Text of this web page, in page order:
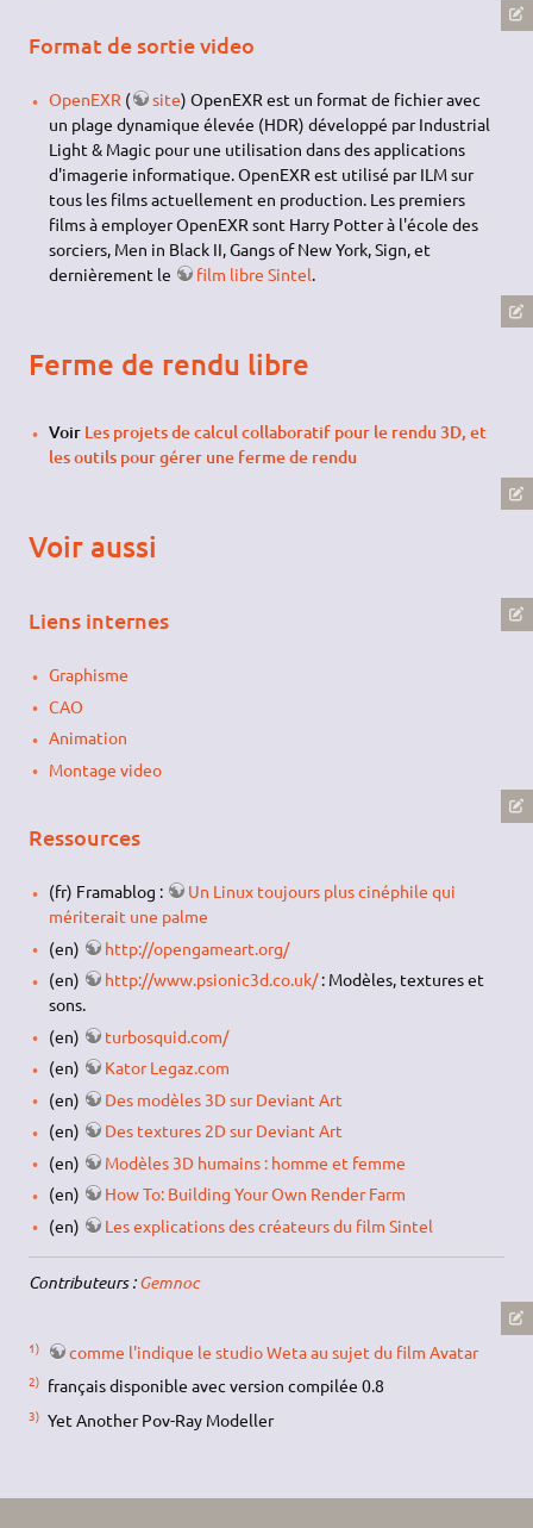
Format de sortie video
OpenEXR ( site) OpenEXR est un format de fichier avec
un plage dynamique élevée (HDR) développé par Industrial
Light & Magic pour une utilisation dans des applications
d'imagerie informatique. OpenEXR est utilisé par ILM sur
tous les films actuellement en production. Les premiers
films à employer OpenEXR sont Harry Potter à l'école des
sorciers, Men in Black II, Gangs of New York, Sign, et
dernièrement le
film libre Sintel.
Ferme de rendu libre
Voir Les projets de calcul collaboratif pour le rendu 3D, et
les outils pour gérer une ferme de rendu
Voir aussi
Liens internes
Graphisme
CAO
Animation
Montage video
Ressources
(fr) Framablog :
Un Linux toujours plus cinéphile qui
mériterait une palme
(en)
http://opengameart.org/
(en)
http://www.psionic3d.co.uk/: Modèles, textures et
sons.
(en)
turbosquid.com/
(en)
Kator Legaz.com
(en)
Des modèles 3D sur Deviant Art
(en)
Des textures 2D sur Deviant Art
(en)
Modèles 3D humains : homme et femme
(en)
How To: Building Your Own Render Farm
(en)
Les explications des créateurs du film Sintel
Contributeurs :Gemnoc
1) comme l'indique le studio Weta au sujet du film Avatar
2) français disponible avec version compilée 0.8
3) Yet Another Pov-Ray Modeller